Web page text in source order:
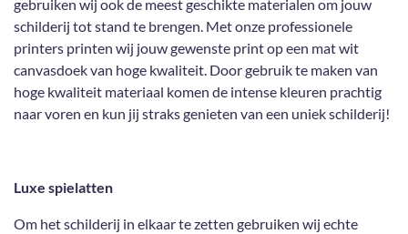
gebruiken wij ook de meest geschikte materialen om jouw
schilderij tot stand te brengen. Met onze professionele
printers printen wij jouw gewenste print op een mat wit
canvasdoek van hoge kwaliteit. Door gebruik te maken van
hoge kwaliteit materiaal komen de intense kleuren prachtig
naar voren en kun jij straks genieten van een uniek schilderij!
Luxe spielatten
Om het schilderij in elkaar te zetten gebruiken wij echte